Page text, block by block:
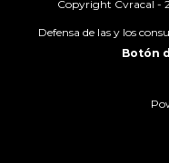
Copyright Cvracal -
Defensa de las y los
Botón